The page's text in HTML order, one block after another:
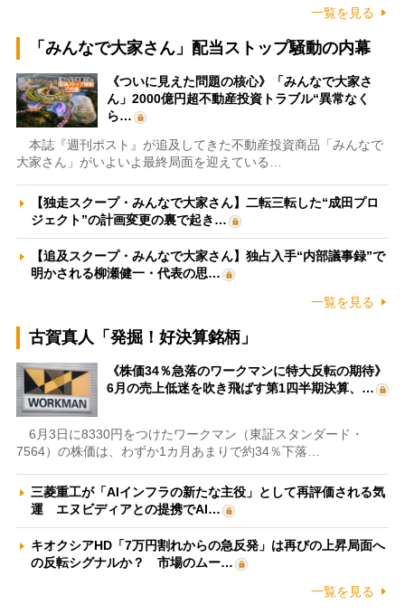
一覧を見る
「みんなで大家さん」配当ストップ騒動の内幕
《ついに見えた問題の核心》「みんなで大家さ
ん」2000億円超不動産投資トラブル“異常なく
ら…
本誌『週刊ポスト』が追及してきた不動産投資商品「みんなで
大家さん」がいよいよ最終局面を迎えている…
【独走スクープ・みんなで大家さん】二転三転した“成田プロ
ジェクト”の計画変更の裏で起き…
【追及スクープ・みんなで大家さん】独占入手“内部議事録”で
明かされる柳瀬健一・代表の思…
一覧を見る
古賀真人「発掘！好決算銘柄」
《株価34％急落のワークマンに特大反転の期待》
6月の売上低迷を吹き飛ばす第1四半期決算、…
6月3日に8330円をつけたワークマン（東証スタンダード・
7564）の株価は、わずか1カ月あまりで約34％下落…
三菱重工が「AIインフラの新たな主役」として再評価される気
運 エヌビディアとの提携でAI…
キオクシアHD「7万円割れからの急反発」は再びの上昇局面へ
の反転シグナルか？ 市場のムー…
一覧を見る